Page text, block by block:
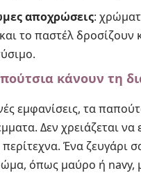
αποχρώσεις:
το παστέλ δροσίζουν
κάνουν τη
εμφανίσεις, τα
Δεν χρειάζεται να
Ένα ζευγάρι
όπως μαύρο ή navy,